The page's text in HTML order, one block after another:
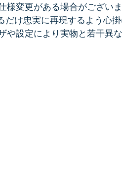
変更がある場合がございま
け忠実に再現するよう心
や設定により実物と若干異